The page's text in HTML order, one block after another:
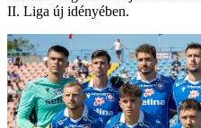
II. Liga új idényében.